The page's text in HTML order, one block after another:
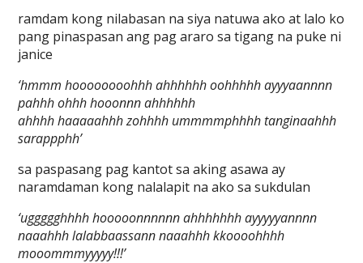
ramdam kong nilabasan na siya natuwa ako at lalo ko
pang pinaspasan ang pag araro sa tigang na puke ni
janice
‘hmmm hoooooooohhh ahhhhhh oohhhhh ayyyaannnn
pahhh ohhh hooonnn ahhhhhh
ahhhh haaaaahhh zohhhh ummmmphhhh tanginaahhh
sarappphh’
sa paspasang pag kantot sa aking asawa ay
naramdaman kong nalalapit na ako sa sukdulan
‘uggggghhhh hooooonnnnnn ahhhhhhh ayyyyyannnn
naaahhh lalabbaassann naaahhh kkoooohhhh
mooommmyyyyy!!!’